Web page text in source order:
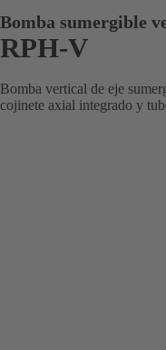
Bomba sumergible
RPH-V
Bomba vertical de eje
cojinete axial integrado y